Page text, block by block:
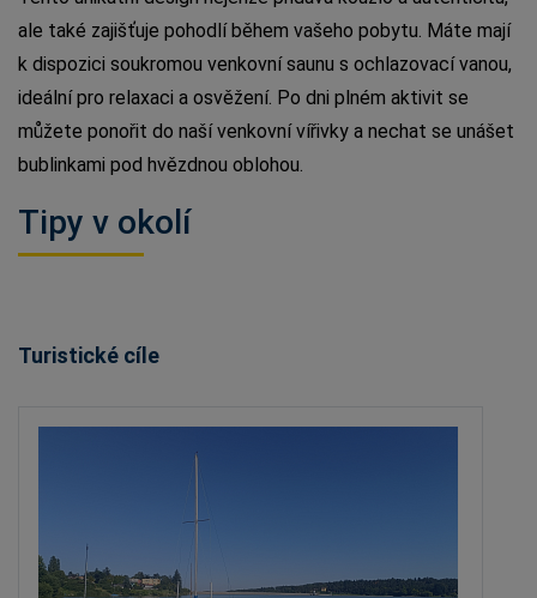
ale také zajišťuje pohodlí během vašeho pobytu. Máte mají
k dispozici soukromou venkovní saunu s ochlazovací vanou,
ideální pro relaxaci a osvěžení. Po dni plném aktivit se
můžete ponořit do naší venkovní vířivky a nechat se unášet
bublinkami pod hvězdnou oblohou.
Tipy v okolí
Turistické cíle